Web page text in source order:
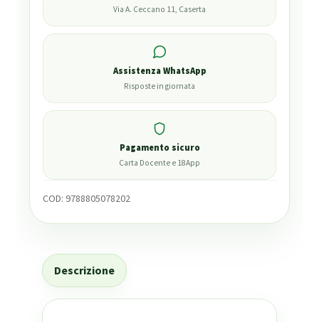
Via A. Ceccano 11, Caserta
Assistenza WhatsApp
Risposte in giornata
Pagamento sicuro
Carta Docente e 18App
COD: 9788805078202
Descrizione